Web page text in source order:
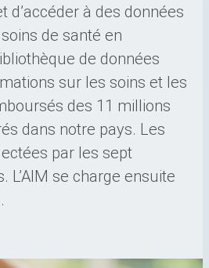
d’accéder à des données
de santé en
de données
sur les soins et les
des 11 millions
dans notre pays. Les
par les sept
L’AIM se charge ensuite